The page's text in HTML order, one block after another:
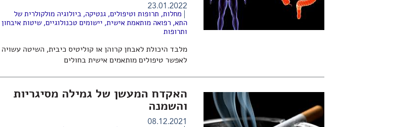
23.01.2022
מחלות, תרופות וטיפולים,גנטיקה,ביולוגיה מולקולרית של
התא,רפואה מותאמת אישית, יישומים טכנולוגיים,שיטות איבחון
ותרופות
מלבד היכולת לאבחן קרוהן או קוליטיס כיבית, השיטה עשויה
לאפשר טיפולים מותאמים אישית בחולים
האקדח המעשן של גמילה מסיגריות
והשמנה
08.12.2021